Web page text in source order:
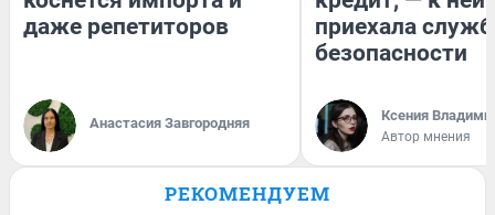
даже репетиторов
Анастасия Завгородняя
приехала
безопасности
Ксения
Автор мнения
РЕКОМЕНДУЕМ